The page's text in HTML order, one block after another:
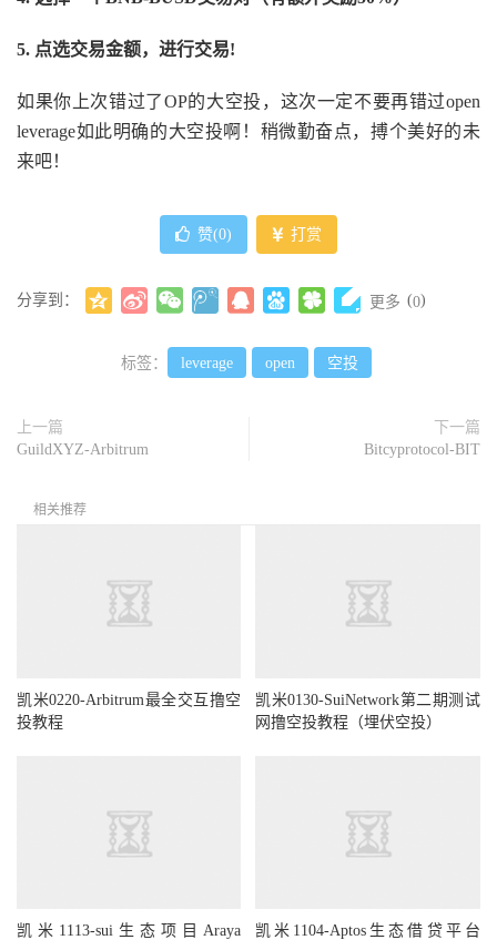
5. 点选交易金额，进行交易!
如果你上次错过了OP的大空投，这次一定不要再错过open
leverage如此明确的大空投啊！稍微勤奋点，搏个美好的未
来吧！
赞(0) 打赏
分享到： 更多 (0)
标签： leverage open 空投
上一篇
GuildXYZ-Arbitrum
下一篇
Bitcyprotocol-BIT
相关推荐
凯米0220-Arbitrum最全交互撸空
投教程
凯米0130-SuiNetwork第二期测试
网撸空投教程（埋伏空投）
凯米1113-sui生态项目Araya
凯米1104-Aptos生态借贷平台